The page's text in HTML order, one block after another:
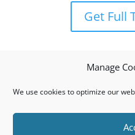
Manage
We use cookies to optimize our
Get Full